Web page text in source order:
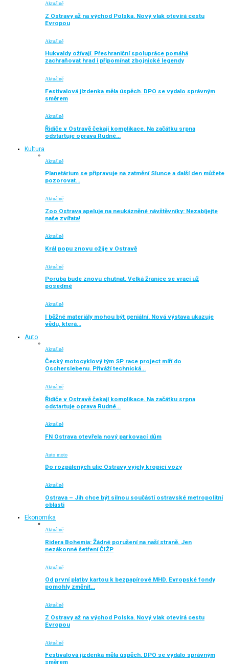
Aktuálně
Z Ostravy až na východ Polska. Nový vlak otevírá cestu
Evropou
Aktuálně
Hukvaldy ožívají. Přeshraniční spolupráce pomáhá
zachraňovat hrad i připomínat zbojnické legendy
Aktuálně
Festivalová jízdenka měla úspěch. DPO se vydalo správným
směrem
Aktuálně
Řidiče v Ostravě čekají komplikace. Na začátku srpna
odstartuje oprava Rudné…
Kultura
Aktuálně
Planetárium se připravuje na zatmění Slunce a další den můžete
pozorovat…
Aktuálně
Zoo Ostrava apeluje na neukázněné návštěvníky: Nezabíjejte
naše zvířata!
Aktuálně
Král popu znovu ožije v Ostravě
Aktuálně
Poruba bude znovu chutnat. Velká žranice se vrací už
posedmé
Aktuálně
I běžné materiály mohou být geniální. Nová výstava ukazuje
vědu, která…
Auto
Aktuálně
Český motocyklový tým SP race project míří do
Oscherslebenu. Přiváží technická…
Aktuálně
Řidiče v Ostravě čekají komplikace. Na začátku srpna
odstartuje oprava Rudné…
Aktuálně
FN Ostrava otevřela nový parkovací dům
Auto moto
Do rozpálených ulic Ostravy vyjely kropicí vozy
Aktuálně
Ostrava – Jih chce být silnou součástí ostravské metropolitní
oblasti
Ekonomika
Aktuálně
Ridera Bohemia: Žádné porušení na naší straně. Jen
nezákonné šetření ČIŽP
Aktuálně
Od první platby kartou k bezpapírové MHD. Evropské fondy
pomohly změnit…
Aktuálně
Z Ostravy až na východ Polska. Nový vlak otevírá cestu
Evropou
Aktuálně
Festivalová jízdenka měla úspěch. DPO se vydalo správným
směrem